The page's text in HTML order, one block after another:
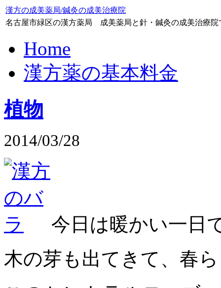
漢方の成美薬局/鍼灸の成美治療院
名古屋市緑区の漢方薬局 成美薬局と針・鍼灸の成美治療院
Home
漢方薬の基本料金
植物
2014/03/28
今日は暖かい一日
木の芽も出てきて、春